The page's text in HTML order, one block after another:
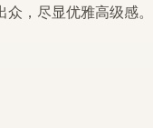
，尽显优雅高级感。